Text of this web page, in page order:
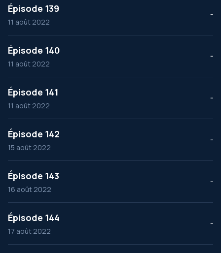
Épisode 139
11 août 2022
--
Épisode 140
11 août 2022
--
Épisode 141
11 août 2022
--
Épisode 142
15 août 2022
--
Épisode 143
16 août 2022
--
Épisode 144
17 août 2022
--